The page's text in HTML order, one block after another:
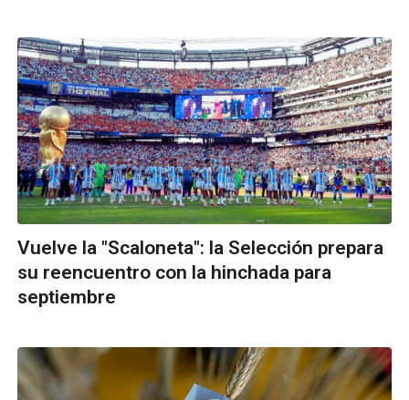
Vuelve la "Scaloneta": la Selección prepara
su reencuentro con la hinchada para
septiembre